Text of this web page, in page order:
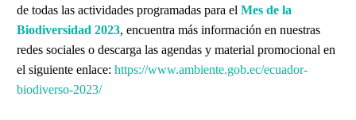
de todas las actividades programadas para el Mes de la
Biodiversidad 2023, encuentra más información en nuestras
redes sociales o descarga las agendas y material promocional en
el siguiente enlace: https://www.ambiente.gob.ec/ecuador-
biodiverso-2023/